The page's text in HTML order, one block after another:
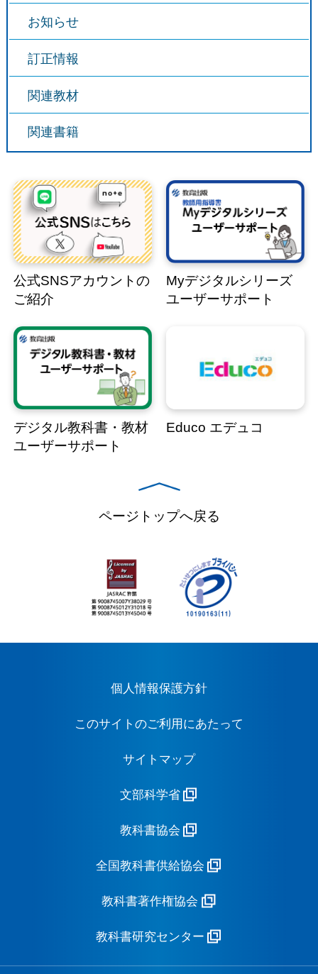
お知らせ
訂正情報
関連教材
関連書籍
公式SNSアカウントの
ご紹介
Myデジタルシリーズ
ユーザーサポート
デジタル教科書・教材
ユーザーサポート
Educo エデュコ
ページトップへ戻る
個人情報保護方針
このサイトのご利用にあたって
サイトマップ
文部科学省
教科書協会
全国教科書供給協会
教科書著作権協会
教科書研究センター